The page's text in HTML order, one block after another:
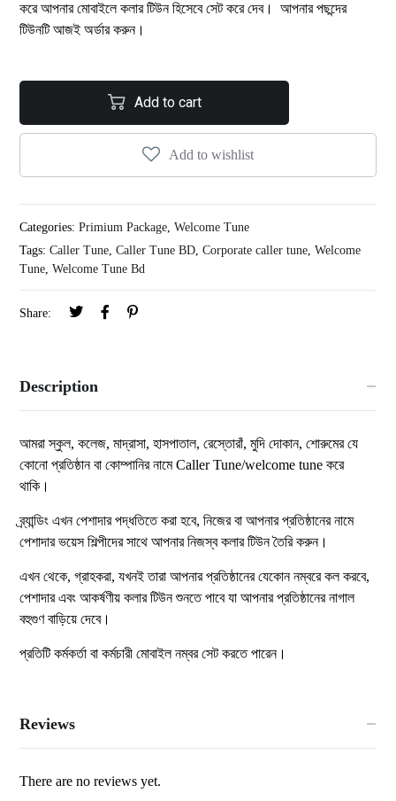
করে আপনার মোবাইলে কলার টিউন হিসেবে সেট করে দেব। আপনার পছন্দের
টিউনটি আজই অর্ডার করুন।
Add to cart
Add to wishlist
Categories:Primium Package,Welcome Tune
Tags:Caller Tune,Caller Tune BD,Corporate caller tune,Welcome
Tune,Welcome Tune Bd
Share:
Description
আমরা স্কুল, কলেজ, মাদ্রাসা, হাসপাতাল, রেস্তোরাঁ, মুদি দোকান, শোরুমের যে
কোনো প্রতিষ্ঠান বা কোম্পানির নামে Caller Tune/welcome tune করে
থাকি।
ব্র্যান্ডিং এখন পেশাদার পদ্ধতিতে করা হবে, নিজের বা আপনার প্রতিষ্ঠানের নামে
পেশাদার ভয়েস শিল্পীদের সাথে আপনার নিজস্ব কলার টিউন তৈরি করুন।
এখন থেকে, গ্রাহকরা, যখনই তারা আপনার প্রতিষ্ঠানের যেকোন নম্বরে কল করবে,
পেশাদার এবং আকর্ষণীয় কলার টিউন শুনতে পাবে যা আপনার প্রতিষ্ঠানের নাগাল
বহুগুণ বাড়িয়ে দেবে।
প্রতিটি কর্মকর্তা বা কর্মচারী মোবাইল নম্বর সেট করতে পারেন।
Reviews
There are no reviews yet.